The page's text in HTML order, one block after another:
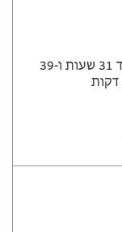
ייפתח עוד 31 שעות ‫ו-39
דקות